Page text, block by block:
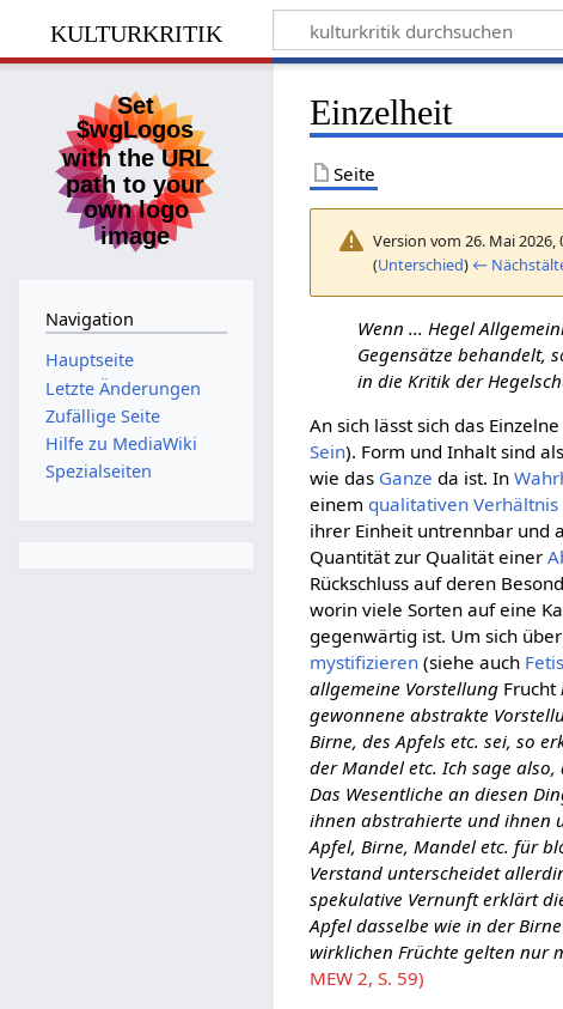
kulturkritik
Einzelheit
Seite
Version vom 26. Mai
(Unterschied) ←
Wenn ... Hegel
Gegensätze behandelt,
in die Kritik der
An sich lässt sich das
Sein). Form und Inhalt sind
wie das Ganze da ist. In
einem qualitativen Verhältnis
ihrer Einheit untrennbar und
Quantität zur Qualität einer
Rückschluss auf deren
worin viele Sorten auf eine
gegenwärtig ist. Um sich
mystifizieren (siehe auch
allgemeine Vorstellung Frucht
gewonnene abstrakte
Birne, des Apfels etc. sei, so
der Mandel etc. Ich sage also,
Das Wesentliche an diesen
ihnen abstrahierte und ihnen
Apfel, Birne, Mandel etc. für
Verstand unterscheidet
spekulative Vernunft erklärt
Apfel dasselbe wie in der
wirklichen Früchte gelten nur
MEW 2, S. 59)
Navigation
Hauptseite
Letzte Änderungen
Zufällige Seite
Hilfe zu MediaWiki
Spezialseiten